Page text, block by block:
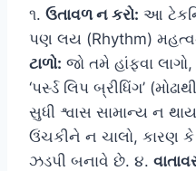
૧. ઉતાવળ ન કરો: આ
પણ લય (Rhythm)
ટાળો: જો તમે હાંફવા
‘પર્સ્ડ લિપ બ્રીધિંગ’
સુધી શ્વાસ સામાન્ય ન
ઉંચકીને ન ચાલો, કારણ કે
ઝડપી બનાવે છે. ૪.